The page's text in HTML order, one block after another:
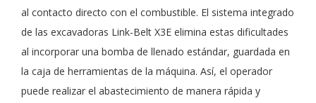
al contacto directo con el combustible. El sistema integrado
de las excavadoras Link-Belt X3E elimina estas dificultades
al incorporar una bomba de llenado estándar, guardada en
la caja de herramientas de la máquina. Así, el operador
puede realizar el abastecimiento de manera rápida y